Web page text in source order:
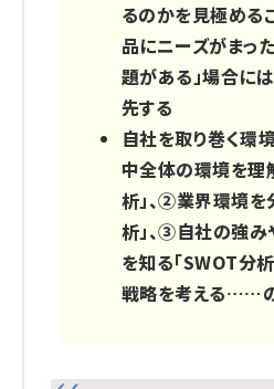
るのかを見極める
品にニーズがまっ
題がある」場合に
先する
自社を取り巻く環
中全体の環境を理
析」、②業界環境を
析」、③自社の強み
を知る「SWOT分
戦略を考える……